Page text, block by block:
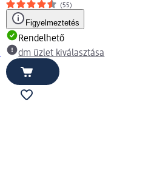
(55)
Figyelmeztetés
Rendelhető
dm üzlet kiválasztása